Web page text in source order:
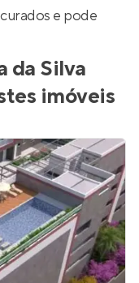
e pode
da Silva
imóveis